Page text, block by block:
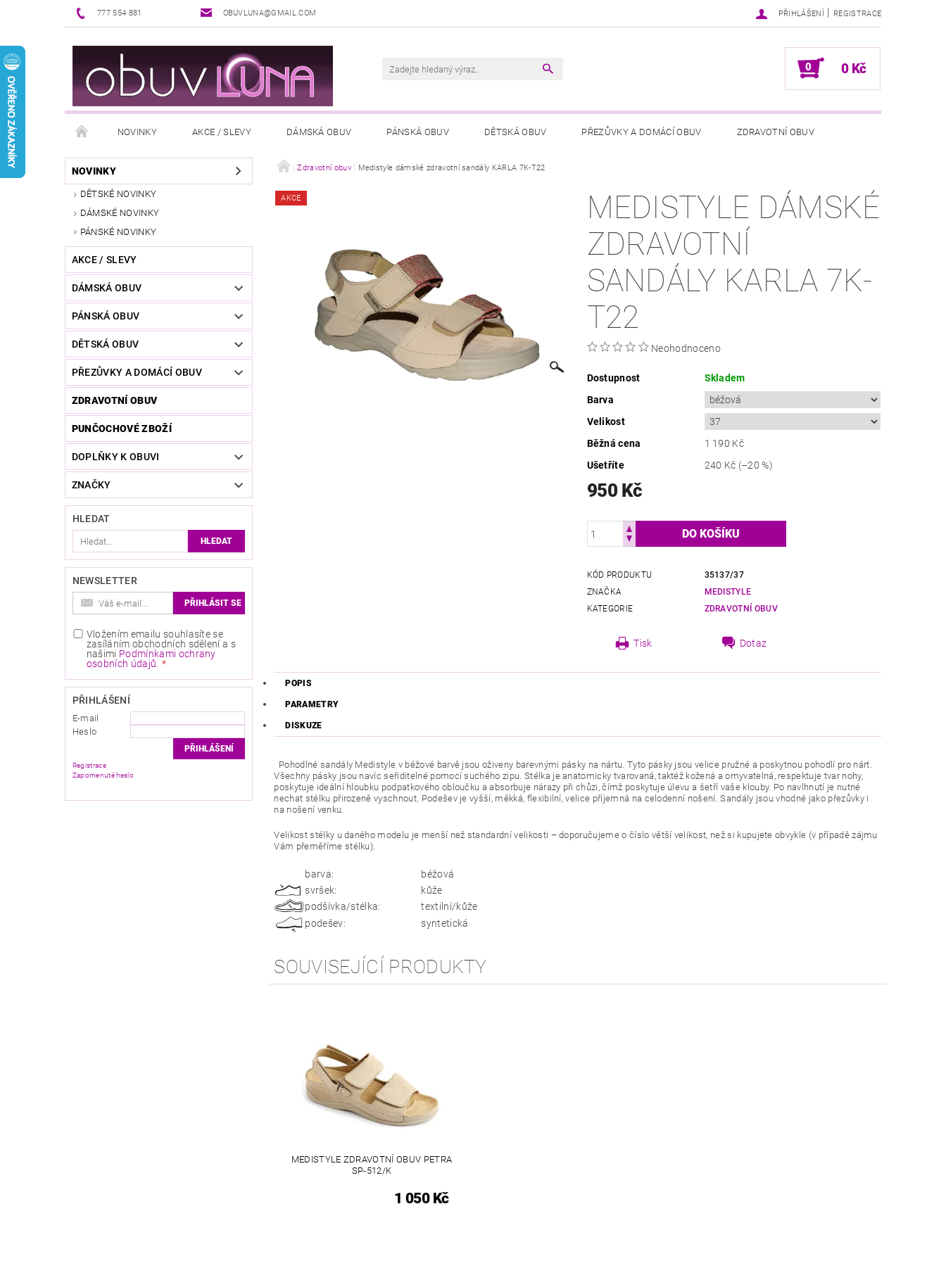
777 554 881 OBUVLUNA@GMAIL.COM PŘIHLÁŠENÍ | REGISTRACE
0 0 Kč
NOVINKY AKCE / SLEVY DÁMSKÁ OBUV PÁNSKÁ OBUV DĚTSKÁ OBUV PŘEZŮVKY A DOMÁCÍ OBUV ZDRAVOTNÍ OBUV
PUNČOCHOVÉ ZBOŽÍ DOPLŇKY K OBUVI VŠEOBECNÉ OBCHODNÍ PODMÍNKY PODMÍNKY OCHRANY OSOBNÍCH ÚDAJŮ
REKLAMAČNÍ ŘÁD OŠETŘOVÁNÍ A ÚDRŽBA
NOVINKY
DĚTSKÉ NOVINKY
DÁMSKÉ NOVINKY
PÁNSKÉ NOVINKY
AKCE / SLEVY
DÁMSKÁ OBUV
PÁNSKÁ OBUV
DĚTSKÁ OBUV
PŘEZŮVKY A DOMÁCÍ OBUV
ZDRAVOTNÍ OBUV
PUNČOCHOVÉ ZBOŽÍ
DOPLŇKY K OBUVI
ZNAČKY
HLEDAT
NEWSLETTER
Vložením emailu souhlasíte se
zasíláním obchodních sdělení a s
našimi Podmínkami ochrany
osobních údajů.
PŘIHLÁŠENÍ
E-mail
Heslo
Registrace
Zapomenuté heslo
Zdravotní obuv Medistyle dámské zdravotní sandály KARLA 7K-T22
AKCE
MEDISTYLE DÁMSKÉ
ZDRAVOTNÍ
SANDÁLY KARLA 7K-
T22
Neohodnoceno
Dostupnost
Skladem
Barva
Velikost
Běžná cena
1 190 Kč
Ušetříte
240 Kč (–20 %)
950 Kč
KÓD PRODUKTU
35137/37
ZNAČKA
MEDISTYLE
KATEGORIE
ZDRAVOTNÍ OBUV
Tisk Dotaz
POPIS
PARAMETRY
DISKUZE
Pohodlné sandály Medistyle v béžové barvě jsou oživeny barevnými pásky na nártu. Tyto pásky jsou velice pružné a poskytnou pohodlí pro nárt.
Všechny pásky jsou navíc seřiditelné pomocí suchého zipu. Stélka je anatomicky tvarovaná, taktéž kožená a omyvatelná, respektuje tvar nohy,
poskytuje ideální hloubku podpatkového obloučku a absorbuje nárazy při chůzi, čímž poskytuje úlevu a šetří vaše klouby. Po navlhnutí je nutné
nechat stélku přirozeně vyschnout. Podešev je vyšší, měkká, flexibilní, velice příjemná na celodenní nošení. Sandály jsou vhodné jako přezůvky i
na nošení venku.
Velikost stélky u daného modelu je menší než standardní velikosti – doporučujeme o číslo větší velikost, než si kupujete obvykle (v případě zájmu
Vám přeměříme stélku).
barva:
béžová
svršek:
kůže
podšívka/stélka:
textilní/kůže
podešev:
syntetická
SOUVISEJÍCÍ PRODUKTY
MEDISTYLE ZDRAVOTNÍ OBUV PETRA
SP-512/K
1 050 Kč